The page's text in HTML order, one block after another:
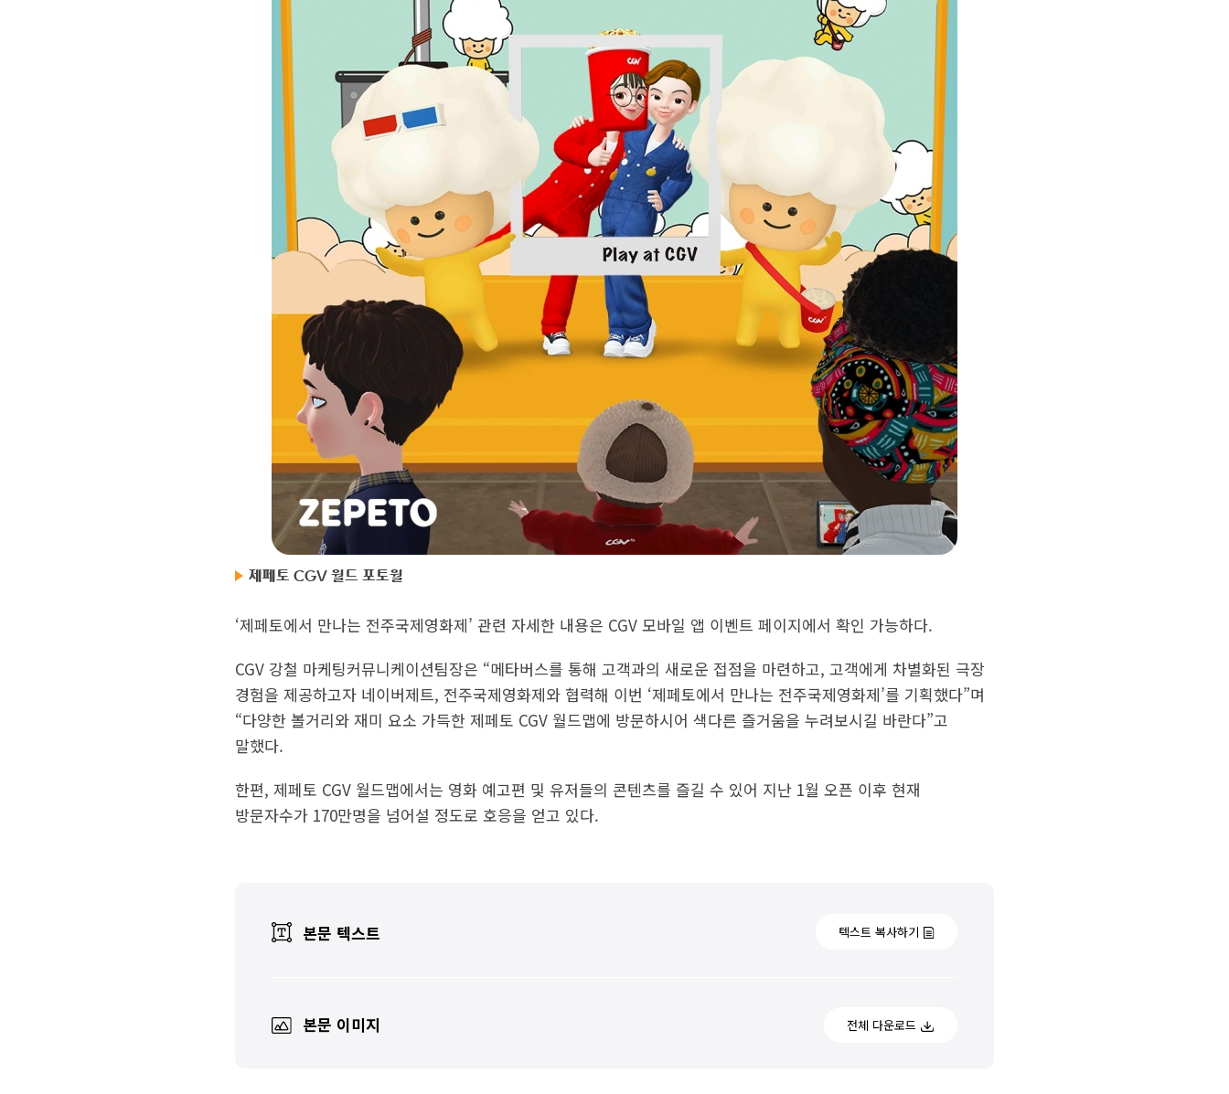
제페토 CGV 월드 포토월
‘제페토에서 만나는 전주국제영화제’ 관련 자세한 내용은 CGV 모바일 앱 이벤트 페이지에서 확인 가능하다.
CGV 강철 마케팅커뮤니케이션팀장은 “메타버스를 통해 고객과의 새로운 접점을 마련하고, 고객에게 차별화된 극장
경험을 제공하고자 네이버제트, 전주국제영화제와 협력해 이번 ‘제페토에서 만나는 전주국제영화제’를 기획했다”며
“다양한 볼거리와 재미 요소 가득한 제페토 CGV 월드맵에 방문하시어 색다른 즐거움을 누려보시길 바란다”고
말했다.
한편, 제페토 CGV 월드맵에서는 영화 예고편 및 유저들의 콘텐츠를 즐길 수 있어 지난 1월 오픈 이후 현재
방문자수가 170만명을 넘어설 정도로 호응을 얻고 있다.
본문 텍스트 텍스트 복사하기
본문 이미지 전체 다운로드